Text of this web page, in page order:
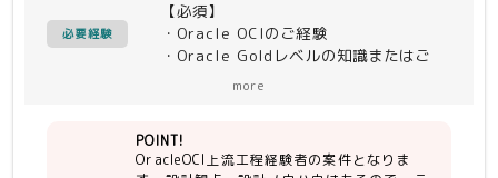
・機能検証環境は存在しているので、検
証しながら機能を把握
案件遂行は、Oracleコンサルの体制に1
進めて頂きます。
必要経験
【必須】
・Oracle OCIのご経験
・Oracle Goldレベルの知識またはご
・コミュニケーションを円滑に行える。
・スケジュール調整やエスカレーション
more
POINT!
OracleOCI上流工程経験者の案件となりま